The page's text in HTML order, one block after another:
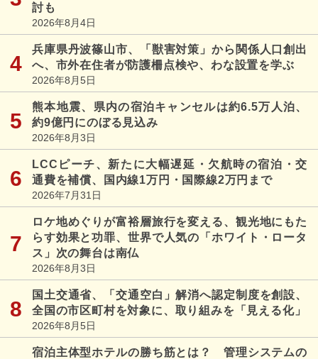
討も
2026年8月4日
兵庫県丹波篠山市、「獣害対策」から関係人口創出
へ、市外在住者が防護柵点検や、わな設置を学ぶ
2026年8月5日
熊本地震、県内の宿泊キャンセルは約6.5万人泊、
約9億円にのぼる見込み
2026年8月3日
LCCピーチ、新たに大幅遅延・欠航時の宿泊・交
通費を補償、国内線1万円・国際線2万円まで
2026年7月31日
ロケ地めぐりが富裕層旅行を変える、観光地にもた
らす効果と功罪、世界で人気の「ホワイト・ロータ
ス」次の舞台は南仏
2026年8月3日
国土交通省、「交通空白」解消へ認定制度を創設、
全国の市区町村を対象に、取り組みを「見える化」
2026年8月5日
宿泊主体型ホテルの勝ち筋とは？ 管理システムの